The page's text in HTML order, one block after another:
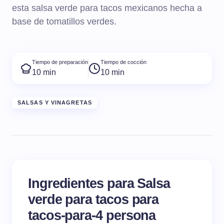
esta salsa verde para tacos mexicanos hecha a
base de tomatillos verdes.
Tiempo de preparación
10 min
Tiempo de cocción
10 min
SALSAS Y VINAGRETAS
Ingredientes para Salsa
verde para tacos para
tacos-para-4 persona